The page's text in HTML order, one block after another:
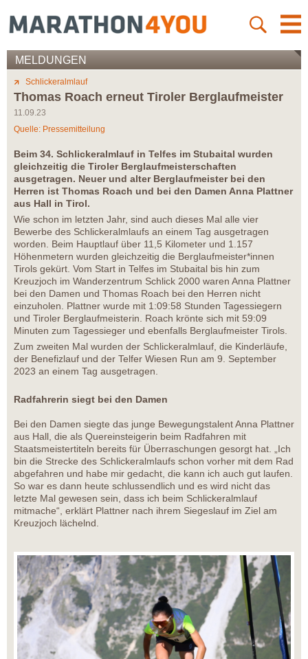
MELDUNGEN
Schlickeralmlauf
Thomas Roach erneut Tiroler Berglaufmeister
11.09.23
Quelle: Pressemitteilung
Beim 34. Schlickeralmlauf in Telfes im Stubaital wurden
gleichzeitig die Tiroler Berglaufmeisterschaften
ausgetragen. Neuer und alter Berglaufmeister bei den
Herren ist Thomas Roach und bei den Damen Anna Plattner
aus Hall in Tirol.
Wie schon im letzten Jahr, sind auch dieses Mal alle vier
Bewerbe des Schlickeralmlaufs an einem Tag ausgetragen
worden. Beim Hauptlauf über 11,5 Kilometer und 1.157
Höhenmetern wurden gleichzeitig die Berglaufmeister*innen
Tirols gekürt. Vom Start in Telfes im Stubaital bis hin zum
Kreuzjoch im Wanderzentrum Schlick 2000 waren Anna Plattner
bei den Damen und Thomas Roach bei den Herren nicht
einzuholen. Plattner wurde mit 1:09:58 Stunden Tagessiegern
und Tiroler Berglaufmeisterin. Roach krönte sich mit 59:09
Minuten zum Tagessieger und ebenfalls Berglaufmeister Tirols.
Zum zweiten Mal wurden der Schlickeralmlauf, die Kinderläufe,
der Benefizlauf und der Telfer Wiesen Run am 9. September
2023 an einem Tag ausgetragen.
Radfahrerin siegt bei den Damen
Bei den Damen siegte das junge Bewegungstalent Anna Plattner
aus Hall, die als Quereinsteigerin beim Radfahren mit
Staatsmeistertiteln bereits für Überraschungen gesorgt hat. „Ich
bin die Strecke des Schlickeralmlaufs schon vorher mit dem Rad
abgefahren und habe mir gedacht, die kann ich auch gut laufen.
So war es dann heute schlussendlich und es wird nicht das
letzte Mal gewesen sein, dass ich beim Schlickeralmlauf
mitmache“, erklärt Plattner nach ihrem Siegeslauf im Ziel am
Kreuzjoch lächelnd.